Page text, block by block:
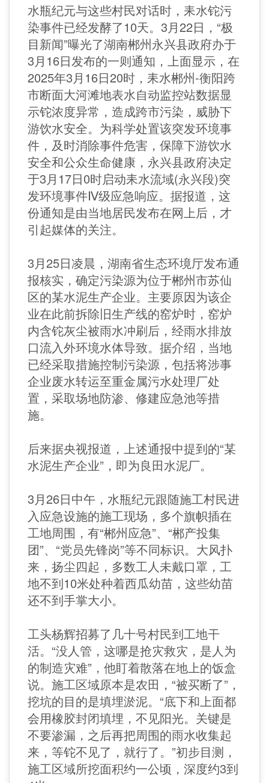
水瓶纪元与这些村民对话时，耒水铊污
染事件已经发酵了10天。3月22日，“极
目新闻”曝光了湖南郴州永兴县政府办于
3月16日发布的一则通知，上面显示，在
2025年3月16日20时，耒水郴州-衡阳跨
市断面大河滩地表水自动监控站数据显
示铊浓度异常，造成跨市污染，威胁下
游饮水安全。为科学处置该突发环境事
件，及时消除事件危害，保障下游饮水
安全和公众生命健康，永兴县政府决定
于3月17日0时启动耒水流域(永兴段)突
发环境事件Ⅳ级应急响应。据报道，这
份通知是由当地居民发布在网上后，才
引起媒体的关注。
3月25日凌晨，湖南省生态环境厅发布通
报核实，确定污染源为位于郴州市苏仙
区的某水泥生产企业。主要原因为该企
业在此前拆除旧生产线的窑炉时，窑炉
内含铊灰尘被雨水冲刷后，经雨水排放
口流入外环境水体导致。据介绍，当地
已经采取措施控制污染源，包括将涉事
企业废水转运至重金属污水处理厂处
置，采取场地防渗、修建应急池等措
施。
后来据央视报道，上述通报中提到的“某
水泥生产企业”，即为良田水泥厂。
3月26日中午，水瓶纪元跟随施工村民进
入应急设施的施工现场，多个旗帜插在
工地周围，有“郴州应急”、“郴产投集
团”、“党员先锋岗”等不同标识。大风扑
来，扬尘四起，多数工人未戴口罩，工
地不到10米处种着西瓜幼苗，这些幼苗
还不到手掌大小。
工头杨辉招募了几十号村民到工地干
活。“没人管，这哪是抢灾救灾，是人为
的制造灾难”，他盯着散落在地上的饭盒
说。施工区域原本是农田，“被买断了”，
挖坑的目的是填埋淤泥。“底下和上面都
会用橡胶封闭填埋，不见阳光。关键是
不要渗漏，之后再把周围的雨水收集起
来，等铊不见了，就行了。”初步目测，
施工区域所挖面积约一公顷，深度约3到